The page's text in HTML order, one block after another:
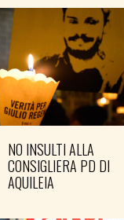
NO INSULTI ALLA
CONSIGLIERA PD DI
AQUILEIA